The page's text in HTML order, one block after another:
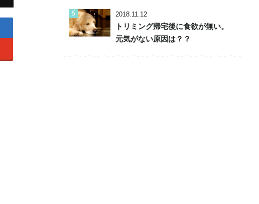
2018.11.12
トリミング帰宅後に食欲が無い。
元気がない原因は？？